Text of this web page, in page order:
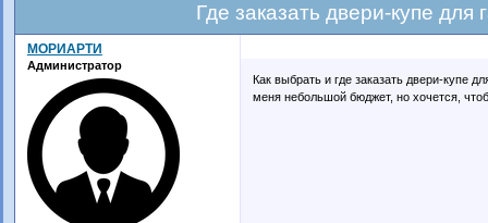
Где заказать двери-купе
МОРИАРТИ
Администратор
Как выбрать и где заказать двери-купе
меня небольшой бюджет, но хочется,